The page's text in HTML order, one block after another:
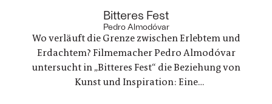
ungewöhnlicher Familienurlaub wird zu einem
Spannungsfeld zwischen Trauer, Erinnerungen
und einer Welt, die nie innehält.
Bitteres Fest
Pedro Almodóvar
Wo verläuft die Grenze zwischen Erlebtem und
Erdachtem? Filmemacher Pedro Almodóvar
untersucht in „Bitteres Fest“ die Beziehung von
Kunst und Inspiration: Eine